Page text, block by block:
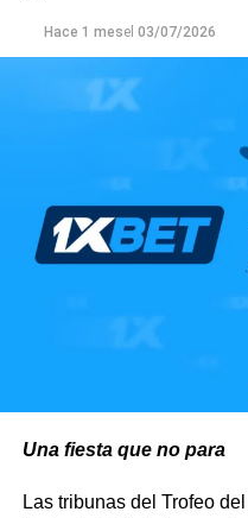
Hace 1 mesel 03/07/2026
Una fiesta que no para
Las tribunas del Trofeo